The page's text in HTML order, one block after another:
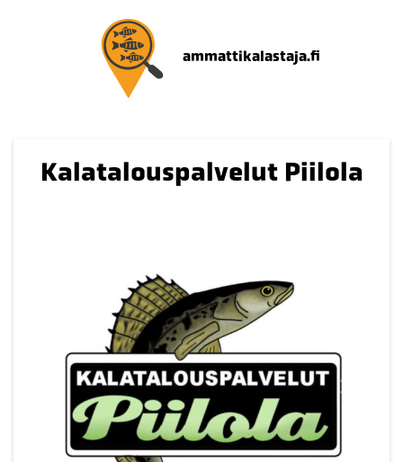
ammattikalastaja.fi
Kalatalouspalvelut Piilola
Edellinen